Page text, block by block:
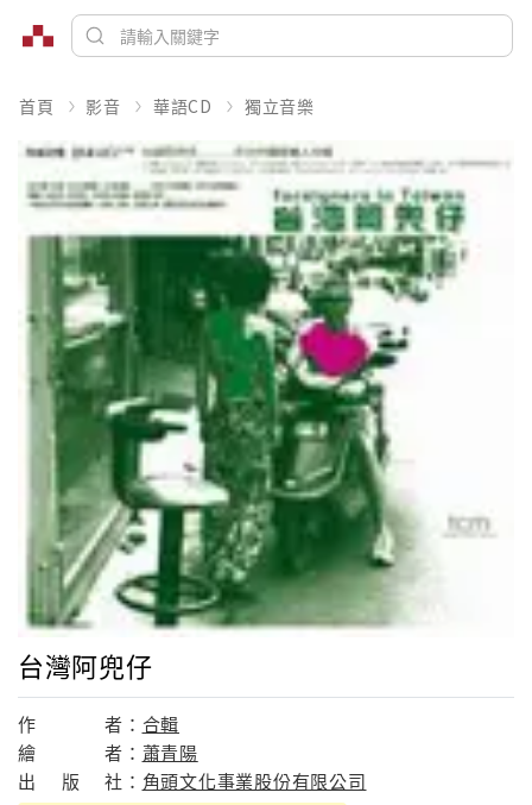
首頁 影音 華語CD 獨立音樂
台灣阿兜仔
作 者： 合輯
繪
者： 蕭青陽
出
版 社： 角頭文化事業股份有限公司